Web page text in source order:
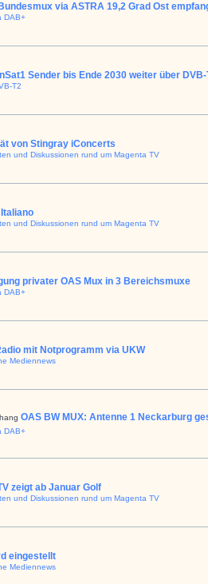
via ASTRA 19,2 Grad Ost
DAB+
Sender bis Ende 2030 weiter über DVB-
T2
von Stingray iConcerts
und Diskussionen rund um Magenta TV
und Diskussionen rund um Magenta TV
privater OAS Mux in 3 Bereichsmuxe
DAB+
mit Notprogramm via UKW
Mediennews
OAS BW MUX: Antenne 1 Neckarburg
DAB+
zeigt ab Januar Golf
und Diskussionen rund um Magenta TV
eingestellt
Mediennews